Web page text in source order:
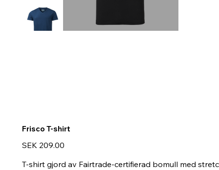
Frisco T-shirt
Price
SEK 209.00
T-shirt gjord av Fairtrade-certifierad bomull med